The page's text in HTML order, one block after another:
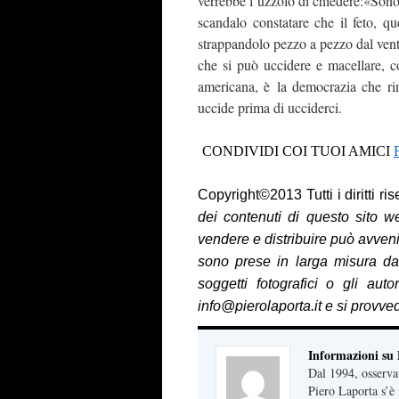
scandalo constatare che il feto,
strappandolo pezzo a pezzo dal
che si può uccidere e macellare,
americana, è la democrazia che
uccide prima di ucciderci.
CONDIVIDI COI TUOI AMICI
Copyright©2013 Tutti i diritti
dei contenuti di questo sito
vendere e distribuire può
sono prese in larga misura
soggetti fotografici o gli
info@pierolaporta.it e si
Informazioni su
Dal 1994,
Piero Laporta